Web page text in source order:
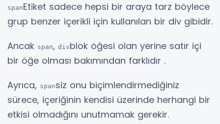
spanEtiket sadece hepsi bir araya tarz böylece
grup benzer içerikli için kullanılan bir div gibidir.
Ancak span, divblok öğesi olan yerine satır içi
bir öğe olması bakımından farklıdır .
Ayrıca, spansiz onu biçimlendirmediğiniz
sürece, içeriğinin kendisi üzerinde herhangi bir
etkisi olmadığını unutmamak gerekir.